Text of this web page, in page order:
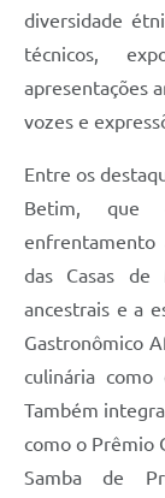
diversidade
técnicos,
apresentações
vozes e
Entre os
Betim, que
enfrentamento
das Casas
ancestrais e a
Gastronômico
culinária como
Também
como o Prêmio
Samba de